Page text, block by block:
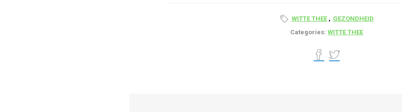
WITTE THEE , GEZONDHEID
Categories: WITTE THEE